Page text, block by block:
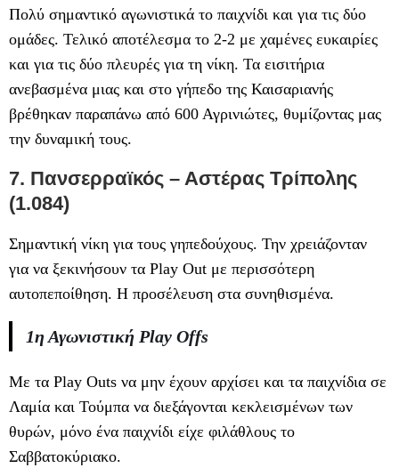
Πολύ σημαντικό αγωνιστικά το παιχνίδι και για τις δύο
ομάδες. Τελικό αποτέλεσμα το 2-2 με χαμένες ευκαιρίες
και για τις δύο πλευρές για τη νίκη. Τα εισιτήρια
ανεβασμένα μιας και στο γήπεδο της Καισαριανής
βρέθηκαν παραπάνω από 600 Αγρινιώτες, θυμίζοντας μας
την δυναμική τους.
7. Πανσερραϊκός – Αστέρας Τρίπολης
(1.084)
Σημαντική νίκη για τους γηπεδούχους. Την χρειάζονταν
για να ξεκινήσουν τα Play Out με περισσότερη
αυτοπεποίθηση. Η προσέλευση στα συνηθισμένα.
1η Αγωνιστική Play Offs
Με τα Play Outs να μην έχουν αρχίσει και τα παιχνίδια σε
Λαμία και Τούμπα να διεξάγονται κεκλεισμένων των
θυρών, μόνο ένα παιχνίδι είχε φιλάθλους το
Σαββατοκύριακο.